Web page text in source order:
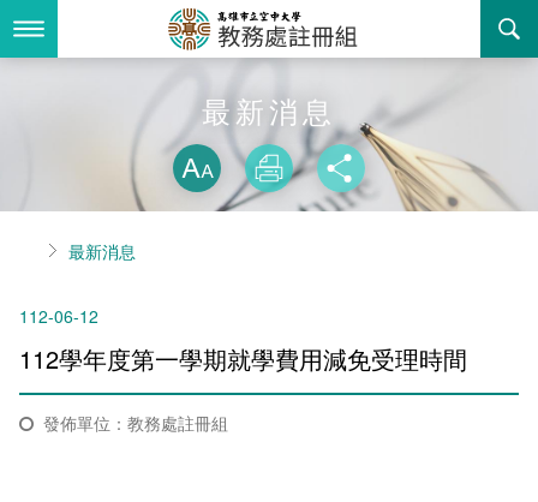
到
要
組織職掌
聯絡資訊
活動花絮
諮詢信箱
業務服務
法令規章
常見問答
相關連結
招生
書表下載
回空大首頁
最新消息
略過字型切
放大
列印 分享
首頁最新消息
112-06-12
112學年度第一學期就學費用減免受理時間
發佈單位：教務處註冊組